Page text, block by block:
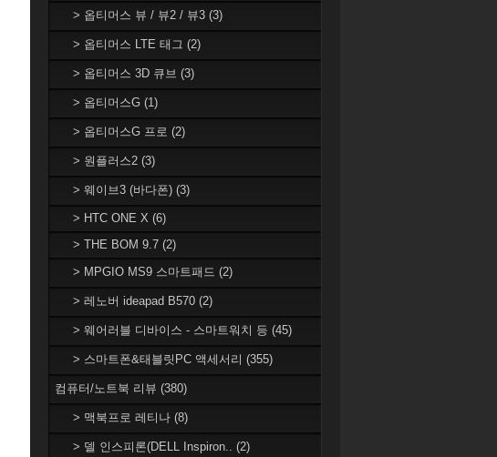
> 옵티머스 뷰 / 뷰2 / 뷰3 (3)
> 옵티머스 LTE 태그 (2)
> 옵티머스 3D 큐브 (3)
> 옵티머스G (1)
> 옵티머스G 프로 (2)
> 원플러스2 (3)
> 웨이브3 (바다폰) (3)
> HTC ONE X (6)
> THE BOM 9.7 (2)
> MPGIO MS9 스마트패드 (2)
> 레노버 ideapad B570 (2)
> 웨어러블 디바이스 - 스마트워치 등 (45)
> 스마트폰&태블릿PC 액세서리 (355)
컴퓨터/노트북 리뷰 (380)
> 맥북프로 레티나 (8)
> 델 인스피론(DELL Inspiron.. (2)